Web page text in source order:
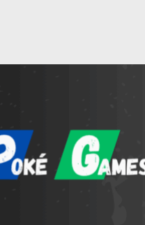
Land
vidéo